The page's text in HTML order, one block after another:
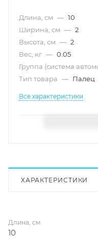
Длина, см — 10
Ширина, см — 2
Высота, см — 2
Вес, кг — 0.05
Группа (система
Тип товара — Палец
Все характеристики
ХАРАКТЕРИСТИКИ
Длина, см
10